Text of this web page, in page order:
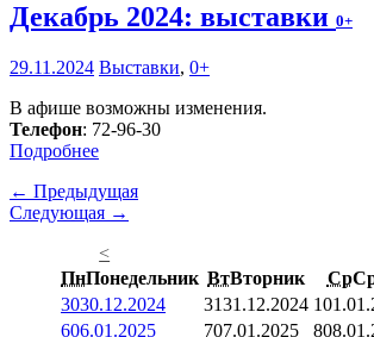
Декабрь 2024: выставки 0+
29.11.2024 Выставки, 0+
В афише возможны изменения.
Телефон: 72-96-30
Подробнее
← Предыдущая
Следующая →
<
ПнПонедельник ВтВторник Ср
3030.12.2024 3131.12.2024 1
606.01.2025 707.01.2025 8